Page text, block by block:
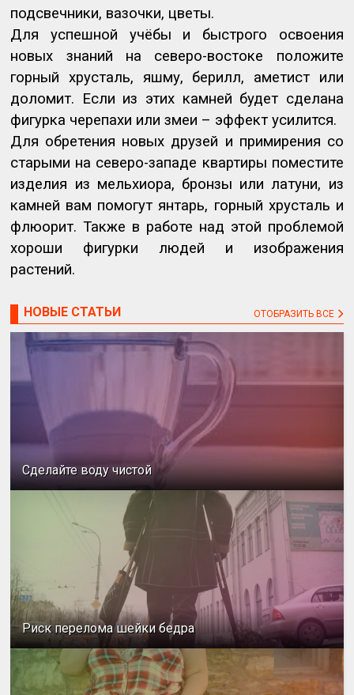
подсвечники, вазочки, цветы.
Для успешной учёбы и быстрого освоения
новых знаний на северо-востоке положите
горный хрусталь, яшму, берилл, аметист или
доломит. Если из этих камней будет сделана
фигурка черепахи или змеи – эффект усилится.
Для обретения новых друзей и примирения со
старыми на северо-западе квартиры поместите
изделия из мельхиора, бронзы или латуни, из
камней вам помогут янтарь, горный хрусталь и
флюорит. Также в работе над этой проблемой
хороши фигурки людей и изображения
растений.
НОВЫЕ СТАТЬИ ОТОБРАЗИТЬ ВСЕ
Сделайте воду чистой
Риск перелома шейки бедра